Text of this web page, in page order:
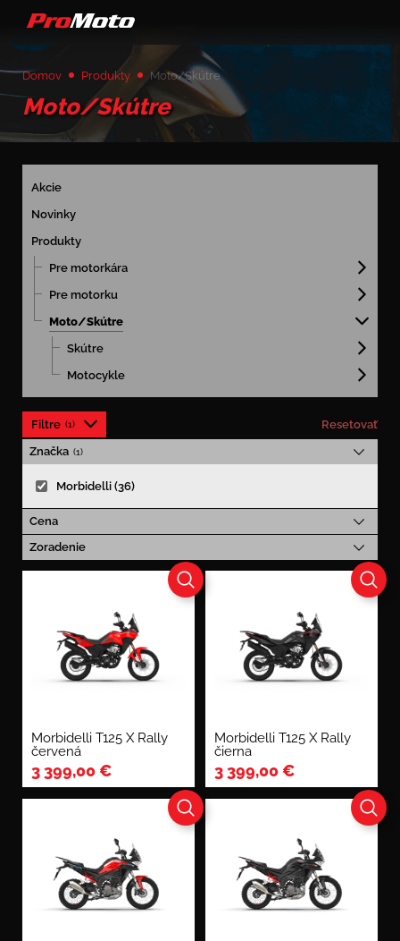
Domov Produkty Moto/Skútre
Moto/Skútre
Akcie
Novinky
Produkty
Pre motorkára
Pre motorku
Moto/Skútre
Skútre
Motocykle
Filtre
Resetovať
Značka
Morbidelli (36)
Cena
Zoradenie
Morbidelli T125 X Rally
červená
3 399,00€
Morbidelli T125 X Rally
čierna
3 399,00€